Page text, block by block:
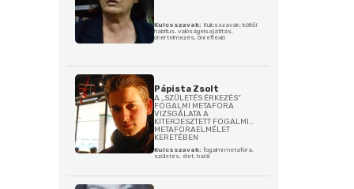
Kulcsszavak: Kulcsszavak: költői
habitus, valóságelsajátítás,
önértelmezés, önreflexió
Pápista Zsolt
A „SZÜLETÉS ÉRKEZÉS“
FOGALMI METAFORA
VIZSGÁLATA A
KITERJESZTETT FOGALMI
METAFORAELMÉLET
KERETÉBEN
Kulcsszavak: fogalmi metafora,
születés, élet, halál